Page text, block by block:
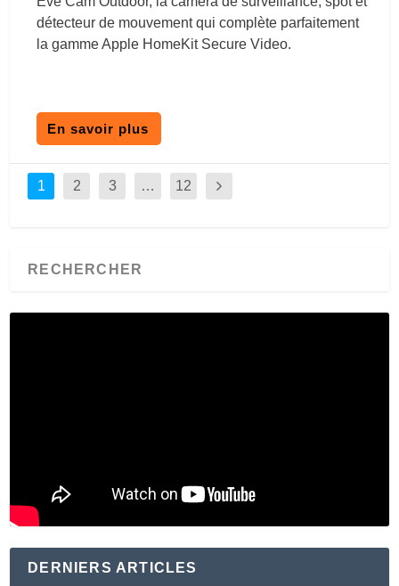
détecteur de mouvement qui complète parfaitement
la gamme Apple HomeKit Secure Video.
En savoir plus
1 2 3 … 12
DERNIERS ARTICLES